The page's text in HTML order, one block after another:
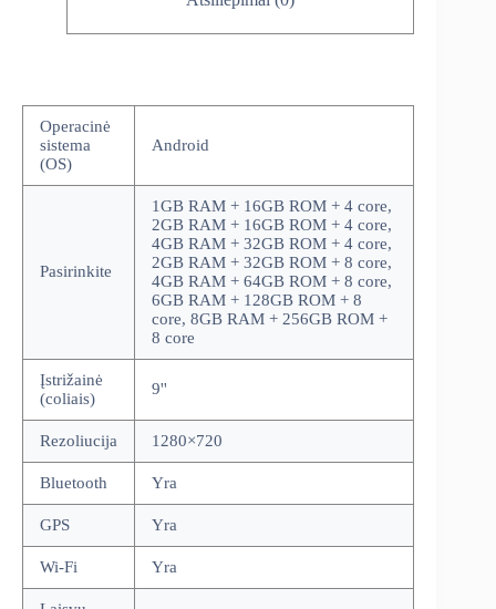
Operacinė
sistema
(OS)
Android
Pasirinkite
1GB RAM + 16GB ROM + 4 core,
2GB RAM + 16GB ROM + 4 core,
4GB RAM + 32GB ROM + 4 core,
2GB RAM + 32GB ROM + 8 core,
4GB RAM + 64GB ROM + 8 core,
6GB RAM + 128GB ROM + 8
core, 8GB RAM + 256GB ROM +
8 core
Įstrižainė
(coliais)
9''
Rezoliucija 1280×720
Bluetooth Yra
GPS Yra
Wi-Fi Yra